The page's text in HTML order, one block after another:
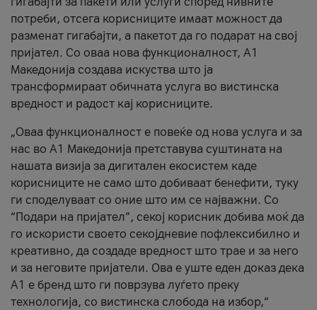
потреби, отсега корисниците имаат можност да
разменат гигабајти, а пакетот да го подарат на свој
пријател. Со оваа нова функционалност, А1
Македонија создава искуства што ја
трансформираат обичната услуга во вистинска
вредност и радост кај корисниците.
„Оваа функционалност е повеќе од нова услуга и за
нас во А1 Македонија претставува суштината на
нашата визија за дигитален екосистем каде
корисниците не само што добиваат бенефити, туку
ги споделуваат со оние што им се најважни. Со
“Подари на пријател”, секој корисник добива моќ да
го искористи своето секојдневие пофлексибилно и
креативно, да создаде вредност што трае и за него
и за неговите пријатели. Ова е уште еден доказ дека
А1 е бренд што ги поврзува луѓето преку
технологија, со вистинска слобода на избор,“